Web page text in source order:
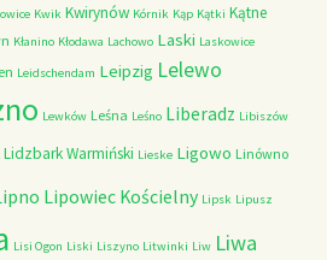
Kwik Kwirynów Kórnik Kąp Kątki Kątne
Kłanino Kłodawa Lachowo Laski Laskowice
Leidschendam Leipzig Lelewo
Lewków Leśna Leśno Liberadz Libiszów
Lidzbark Warmiński Lieske Ligowo Linówno
Lipowiec Kościelny Lipsk Lipusz
Lisi Ogon Liski Liszyno Litwinki Liw Liwa